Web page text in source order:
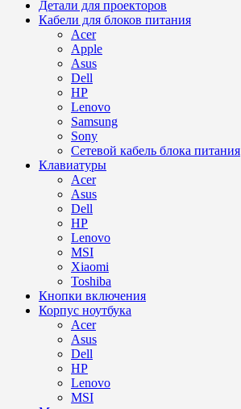
Детали для проекторов
Кабели для блоков питания
Acer
Apple
Asus
Dell
HP
Lenovo
Samsung
Sony
Сетевой кабель блока питания
Клавиатуры
Acer
Asus
Dell
HP
Lenovo
MSI
Xiaomi
Toshiba
Кнопки включения
Корпус ноутбука
Acer
Asus
Dell
HP
Lenovo
MSI